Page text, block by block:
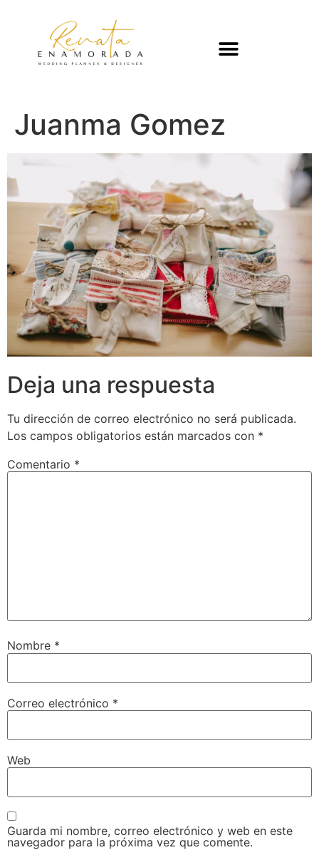
Juanma Gomez
Deja una respuesta
Tu dirección de correo electrónico no será publicada.
Los campos obligatorios están marcados con *
Comentario *
Nombre *
Correo electrónico *
Web
Guarda mi nombre, correo electrónico y web en este
navegador para la próxima vez que comente.